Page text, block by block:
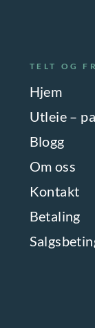
TELT OG
Hjem
Utleie –
Blogg
Om oss
Kontakt
Betaling